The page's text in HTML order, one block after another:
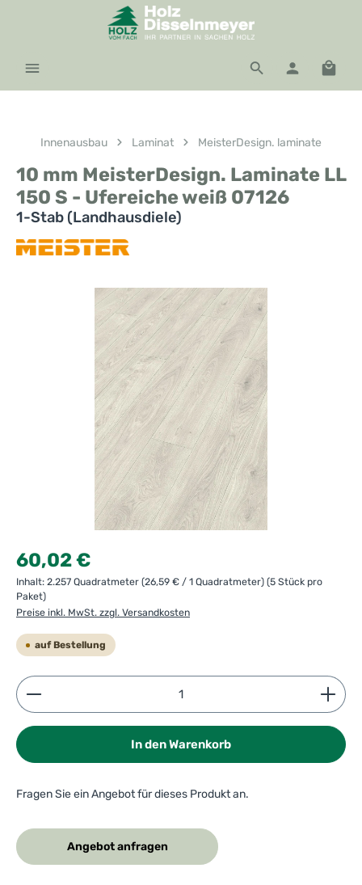
Zum Hauptinhalt springen
Innenausbau Laminat MeisterDesign. laminate
10 mm MeisterDesign. Laminate LL
150 S - Ufereiche weiß 07126
1-Stab (Landhausdiele)
Bildergalerie überspringen
Regulärer Preis:
60,02 €
Inhalt: 2.257 Quadratmeter (26,59 € / 1 Quadratmeter) (5 Stück pro
Paket)
Preise inkl. MwSt. zzgl. Versandkosten
auf Bestellung
Produkt Anzahl: Gib den gewünschten Wert ein
In den Warenkorb
Fragen Sie ein Angebot für dieses Produkt an.
Angebot anfragen